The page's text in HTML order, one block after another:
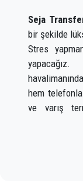
Seja
bir şekilde
Stres
hem
ve varış